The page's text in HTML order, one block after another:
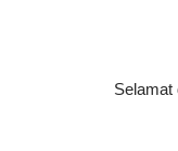
Selamat